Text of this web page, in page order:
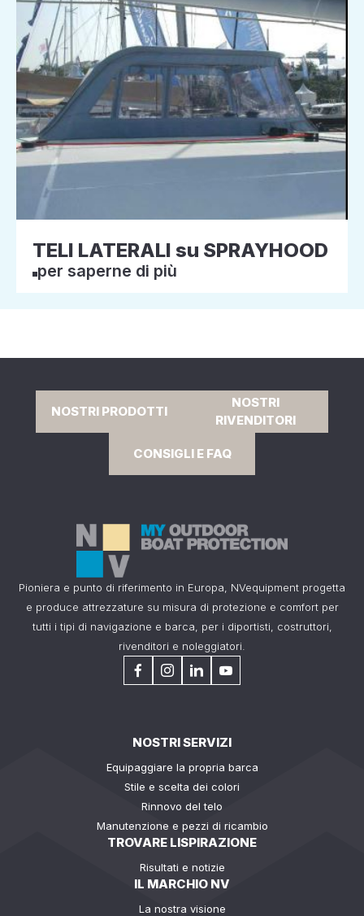
TELI LATERALI su SPRAYHOOD
per saperne di più
NOSTRI PRODOTTI
NOSTRI
RIVENDITORI
CONSIGLI E FAQ
Pioniera e punto di riferimento in Europa, NVequipment progetta
e produce attrezzature su misura di protezione e comfort per
tutti i tipi di navigazione e barca, per i diportisti, costruttori,
rivenditori e noleggiatori.
NOSTRI SERVIZI
Equipaggiare la propria barca
Stile e scelta dei colori
Rinnovo del telo
Manutenzione e pezzi di ricambio
TROVARE LISPIRAZIONE
Risultati e notizie
IL MARCHIO NV
La nostra visione